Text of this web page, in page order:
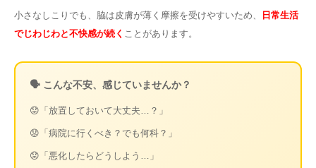
小さなしこりでも、脇は皮膚が薄く摩擦を受けやすいため、
日常生活
でじわじわと不快感が続く ことがあります。
🗣️ こんな不安、感じていませんか？
😟「放置しておいて大丈夫…？」
😟「病院に行くべき？でも何科？」
😟「悪化したらどうしよう…」